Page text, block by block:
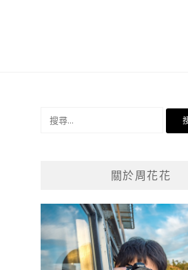
關於周花花